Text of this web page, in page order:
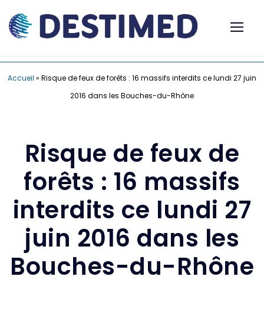
Accueil » Risque de feux de forêts : 16 massifs interdits ce lundi 27 juin
2016 dans les Bouches-du-Rhône
Risque de feux de
forêts : 16 massifs
interdits ce lundi 27
juin 2016 dans les
Bouches-du-Rhône